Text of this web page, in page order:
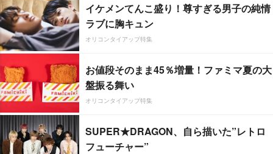
イケメンてんこ盛り！尊すぎる男子の純情
ラブに胸キュン
オリコンタイアップ特集
お値段そのまま45％増量！ファミマ夏の大
盤振る舞い
オリコンタイアップ特集
SUPER★DRAGON、自ら描いた”レトロ
フューチャー”